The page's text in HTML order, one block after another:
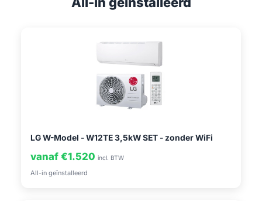
LG W-Model - W12TE 3,5kW SET - zonder WiFi
vanaf €1.520 incl. BTW
All-in geïnstalleerd